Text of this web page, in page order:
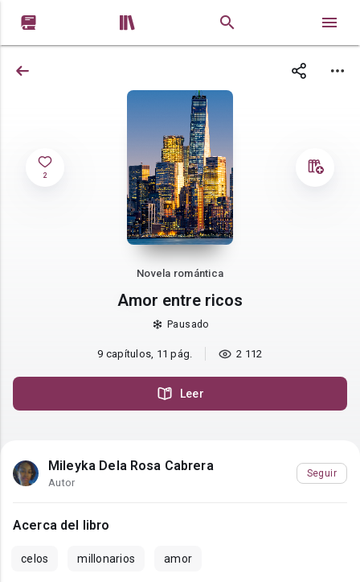
 
2
Novela romántica
Amor entre ricos
Pausado
9 capítulos, 11 pág. 2 112
Leer
Mileyka Dela Rosa Cabrera
Autor
Seguir
Acerca del libro
celos millonarios amor